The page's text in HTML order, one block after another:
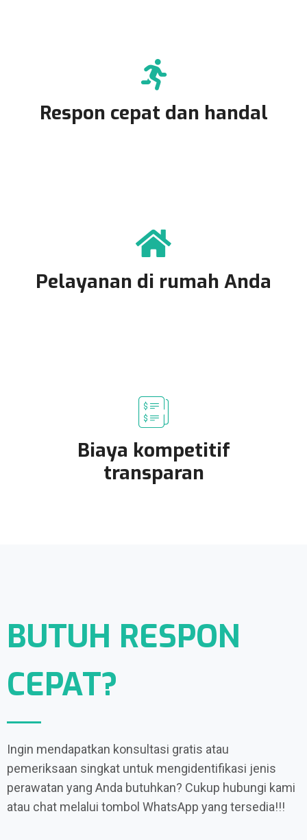
Respon cepat dan handal
Pelayanan di rumah Anda
Biaya kompetitif
transparan
BUTUH RESPON
CEPAT?
Ingin mendapatkan konsultasi gratis atau
pemeriksaan singkat untuk mengidentifikasi jenis
perawatan yang Anda butuhkan? Cukup hubungi kami
atau chat melalui tombol WhatsApp yang tersedia!!!